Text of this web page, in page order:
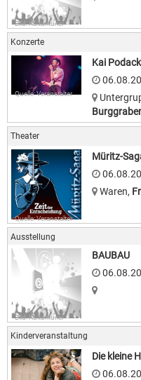
Bild: Kulturkurier
Konzerte
Quelle: Veranstalter
Kai
Theater
Quelle: Veranstalter
Müritz-
Waren,
Ausstellung
Bild: Kulturkurier
BAUBAU
Kinderveranstaltung
Die kleine